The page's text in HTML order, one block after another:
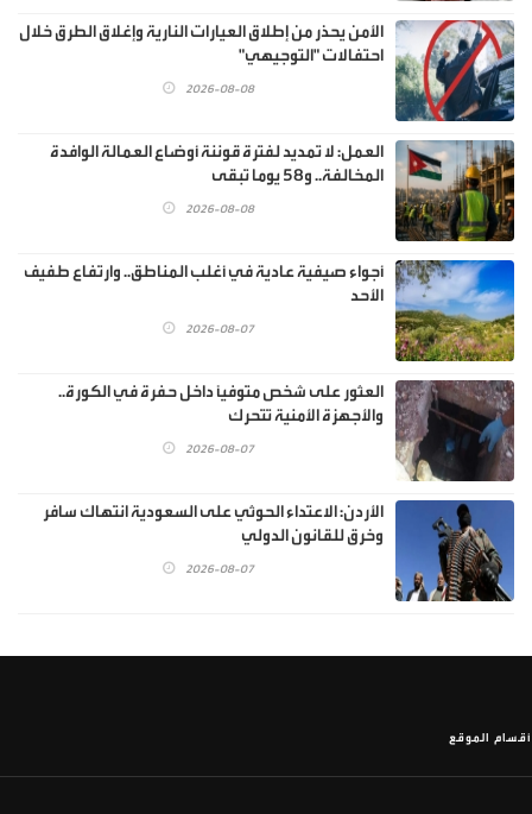
الأمن يحذر من إطلاق العيارات النارية وإغلاق الطرق خلال
احتفالات "التوجيهي"
2026-08-08
العمل: لا تمديد لفترة قوننة أوضاع العمالة الوافدة
المخالفة.. و58 يوما تبقى
2026-08-08
أجواء صيفية عادية في أغلب المناطق.. وارتفاع طفيف
الأحد
2026-08-07
العثور على شخص متوفيًا داخل حفرة في الكورة..
والأجهزة الأمنية تتحرك
2026-08-07
الأردن: الاعتداء الحوثي على السعودية انتهاك سافر
وخرق للقانون الدولي
2026-08-07
أقسام الموقع